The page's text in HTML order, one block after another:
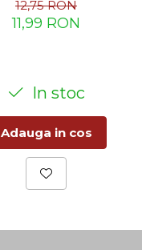
12,75 RON
11,99 RON
In stoc
Adauga in cos